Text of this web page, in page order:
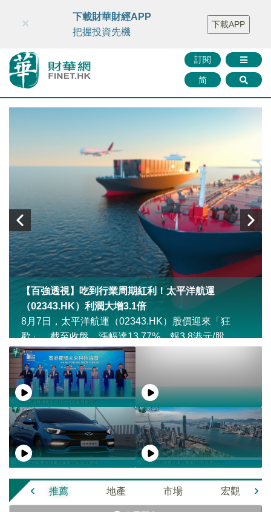
財華智庫網 FINTV FINMETA 財華證券 媒體矩陣
智庫沙龍
聯絡我們
訂閱
简
×
下載財華財經APP
把握投資先機
下載APP
【百強透視】吃到行業周期紅利！太平洋航運
（02343.HK）利潤大增3.1倍
8月7日，太平洋航運（02343.HK）股價迎來「狂
歡」，截至收盤，漲幅達13.77%，報3.8港元/股。
推薦 地產 市場 宏觀
‹ ›